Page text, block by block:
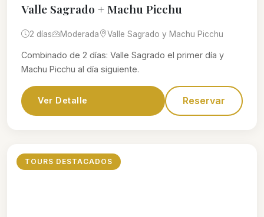
Valle Sagrado + Machu Picchu
2 días Moderada Valle Sagrado y Machu Picchu
Combinado de 2 días: Valle Sagrado el primer día y
Machu Picchu al día siguiente.
Ver Detalle Reservar
TOURS DESTACADOS